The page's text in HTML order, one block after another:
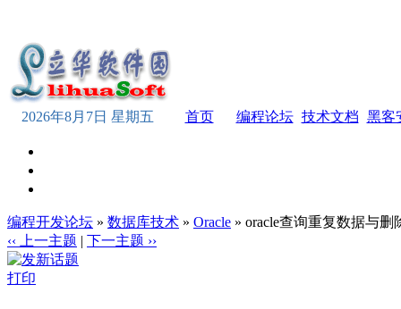
2026年8月7日 星期五 首页 编程论坛 技术文档 黑客
编程开发论坛 » 数据库技术 » Oracle » oracle查询重复数据与
‹‹ 上一主题 | 下一主题 ››
打印